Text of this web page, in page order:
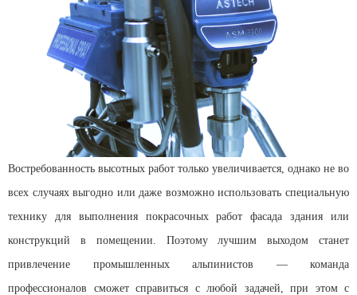
Востребованность высотных работ только увеличивается, однако не во
всех случаях выгодно или даже возможно использовать специальную
технику для выполнения покрасочных работ фасада здания или
конструкций в помещении. Поэтому лучшим выходом станет
привлечение промышленных альпинистов — команда
профессионалов сможет справиться с любой задачей, при этом с